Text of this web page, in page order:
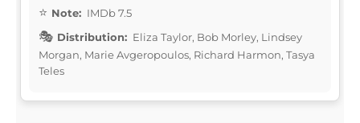
Note: IMDb 7.5
Distribution: Eliza Taylor, Bob Morley, Lindsey
Morgan, Marie Avgeropoulos, Richard Harmon, Tasya
Teles